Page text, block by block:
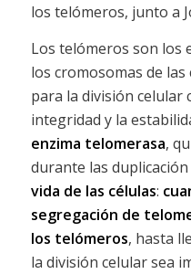
los telómeros, junto a
Los telómeros son los
los cromosomas de
para la división celular
integridad y la
enzima telomerasa,
durante las duplicación
vida de las células:
segregación de
los telómeros, hasta
la división celular sea